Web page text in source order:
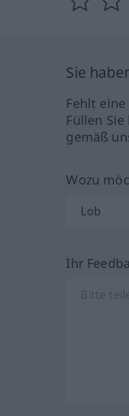
Sie
Fehlt
Füllen
gemäß
Wozu
Ihr